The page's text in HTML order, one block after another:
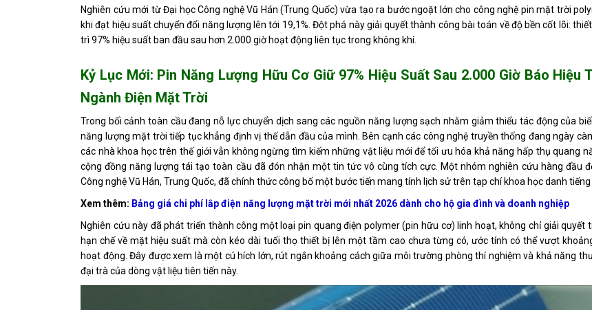
Nghiên cứu mới từ Đại học Công nghệ Vũ Hán (Trung Quốc) vừa tạo ra bước ngoặt lớn cho công nghệ pin mặt trời
khi đạt hiệu suất chuyển đổi năng lượng lên tới 19,1%. Đột phá này giải quyết thành công bài toán về độ bền cốt lõi:
trì 97% hiệu suất ban đầu sau hơn 2.000 giờ hoạt động liên tục trong không khí.
Kỷ Lục Mới: Pin Năng Lượng Hữu Cơ Giữ 97% Hiệu Suất Sau 2.000 Giờ Báo Hiệu
Ngành Điện Mặt Trời
Trong bối cảnh toàn cầu đang nỗ lực chuyển dịch sang các nguồn năng lượng sạch nhằm giảm thiểu tác động của
năng lượng mặt trời tiếp tục khẳng định vị thế dẫn đầu của mình. Bên cạnh các công nghệ truyền thống đang ngày
các nhà khoa học trên thế giới vẫn không ngừng tìm kiếm những vật liệu mới để tối ưu hóa khả năng hấp thụ quang
cộng đồng năng lượng tái tạo toàn cầu đã đón nhận một tin tức vô cùng tích cực. Một nhóm nghiên cứu hàng đầu
Công nghệ Vũ Hán, Trung Quốc, đã chính thức công bố một bước tiến mang tính lịch sử trên tạp chí khoa học danh
Xem thêm: Bảng giá chi phí lắp điện năng lượng mặt trời mới nhất 2026 dành cho hộ gia đình và doanh nghiệp
Nghiên cứu này đã phát triển thành công một loại pin quang điện polymer (pin hữu cơ) linh hoạt, không chỉ giải quyết
hạn chế về mặt hiệu suất mà còn kéo dài tuổi thọ thiết bị lên một tầm cao chưa từng có, ước tính có thể vượt
hoạt động. Đây được xem là một cú hích lớn, rút ngắn khoảng cách giữa môi trường phòng thí nghiệm và khả năng
đại trà của dòng vật liệu tiên tiến này.